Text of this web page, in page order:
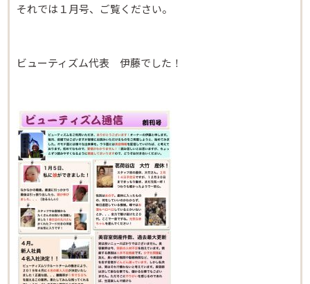
それでは１月号、ご覧ください。
ビューティズム代表 伊藤でした！